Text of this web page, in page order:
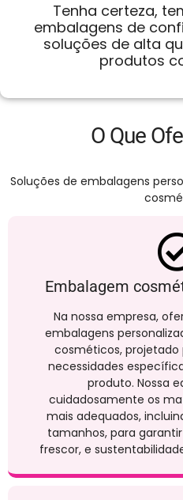
Tenha certeza,
embalagens de
soluções de alta
produtos
O Que
Soluções de embalagens
Embalagem
Na nossa empresa,
embalagens
cosméticos, projetado
necessidades
produto. Nossa
cuidadosamente os
mais adequados,
tamanhos, para
frescor, e